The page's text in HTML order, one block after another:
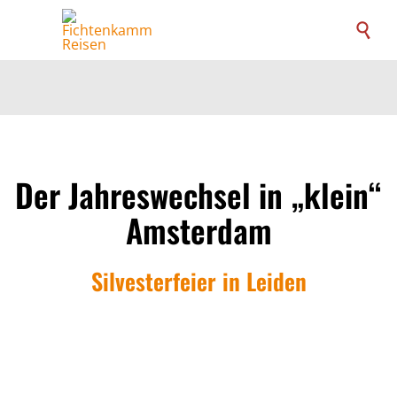

Der Jahreswechsel in „klein“
Amsterdam
Silvesterfeier in Leiden